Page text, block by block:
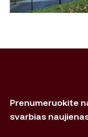
Prenumeruokite
svarbias